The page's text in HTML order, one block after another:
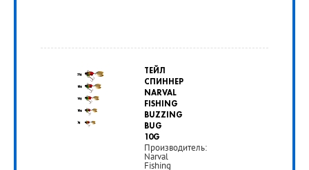
325
руб.
РУБ
ТЕЙЛ
СПИННЕР
NARVAL
FISHING
BUZZING
BUG
10G
Производитель:
Narval
Fishing